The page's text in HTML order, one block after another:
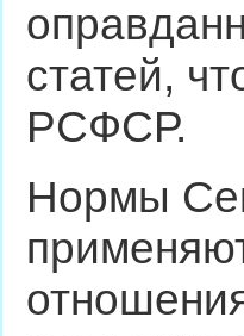
статей,
РСФСР.
Нормы